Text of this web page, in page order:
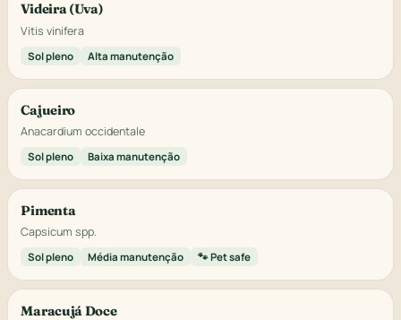
Videira (Uva)
Vitis vinifera
Sol pleno Alta manutenção
Cajueiro
Anacardium occidentale
Sol pleno Baixa manutenção
Pimenta
Capsicum spp.
Sol pleno Média manutenção 🐾 Pet safe
Maracujá Doce